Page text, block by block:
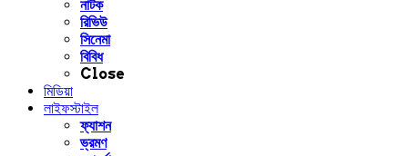
নাটক
রিভিউ
সিনেমা
বিবিধ
Close
মিডিয়া
লাইফস্টাইল
ফ্যাশন
ভ্রমণ